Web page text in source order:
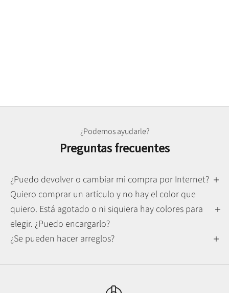
¿Podemos ayudarle?
Preguntas frecuentes
¿Puedo devolver o cambiar mi compra por Internet?
Quiero comprar un artículo y no hay el color que
quiero. Está agotado o ni siquiera hay colores para
elegir. ¿Puedo encargarlo?
¿Se pueden hacer arreglos?